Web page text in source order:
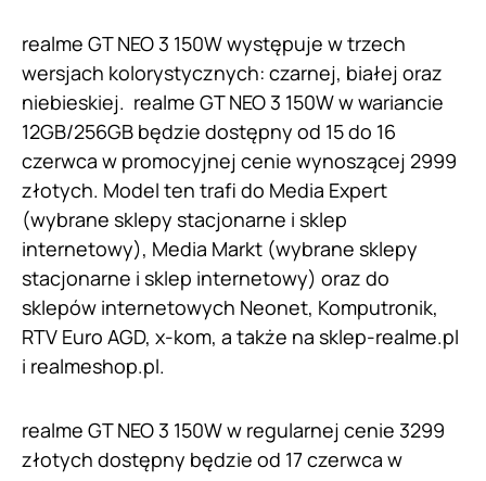
realme GT NEO 3 150W występuje w trzech
wersjach kolorystycznych: czarnej, białej oraz
niebieskiej. realme GT NEO 3 150W w wariancie
12GB/256GB będzie dostępny od 15 do 16
czerwca w promocyjnej cenie wynoszącej 2999
złotych. Model ten trafi do Media Expert
(wybrane sklepy stacjonarne i sklep
internetowy), Media Markt (wybrane sklepy
stacjonarne i sklep internetowy) oraz do
sklepów internetowych Neonet, Komputronik,
RTV Euro AGD, x-kom, a także na sklep-realme.pl
i realmeshop.pl.
realme GT NEO 3 150W w regularnej cenie 3299
złotych dostępny będzie od 17 czerwca w